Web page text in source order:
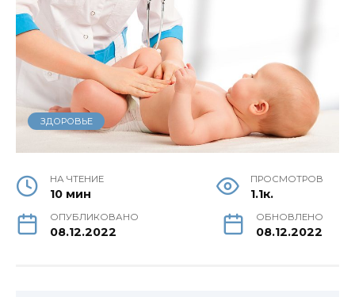
ЗДОРОВЬЕ
НА ЧТЕНИЕ
10 мин
ПРОСМОТРОВ
1.1к.
ОПУБЛИКОВАНО
08.12.2022
ОБНОВЛЕНО
08.12.2022